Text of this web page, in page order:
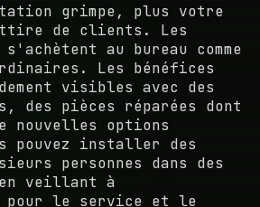
grimpe, plus votre
de clients. Les
s'achètent au bureau comme
Les bénéfices
visibles avec des
des pièces réparées dont
nouvelles options
pouvez installer des
personnes dans des
en veillant à
le service et le